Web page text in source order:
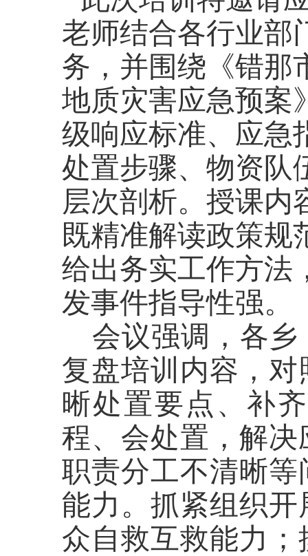
老师结合各行业部
务，并围绕《错那
地质灾害应急预案
级响应标准、应急
处置步骤、物资队
层次剖析。授课内
既精准解读政策规
给出务实工作方法
发事件指导性强。
会议强调， 各乡
复盘培训内容，
晰处置要点、补
程、会处置，解
职责分工不清晰
能力。抓紧组织
众自救互救能力